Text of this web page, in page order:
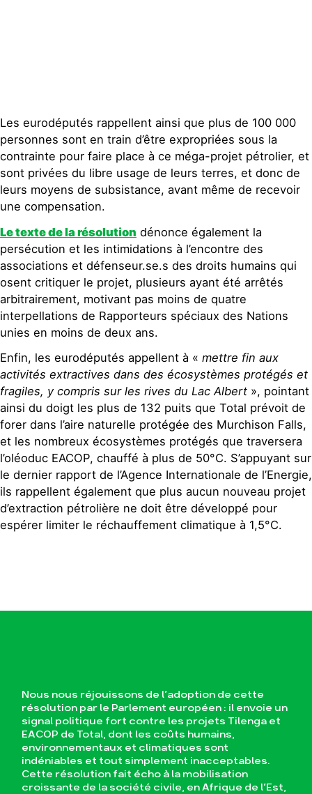
Les eurodéputés rappellent ainsi que plus de 100 000
personnes sont en train d’être expropriées sous la
contrainte pour faire place à ce méga-projet pétrolier, et
sont privées du libre usage de leurs terres, et donc de
leurs moyens de subsistance, avant même de recevoir
une compensation.
Le texte de la résolution dénonce également la
persécution et les intimidations à l’encontre des
associations et défenseur.se.s des droits humains qui
osent critiquer le projet, plusieurs ayant été arrêtés
arbitrairement, motivant pas moins de quatre
interpellations de Rapporteurs spéciaux des Nations
unies en moins de deux ans.
Enfin, les eurodéputés appellent à « mettre fin aux
activités extractives dans des écosystèmes protégés et
fragiles, y compris sur les rives du Lac Albert », pointant
ainsi du doigt les plus de 132 puits que Total prévoit de
forer dans l’aire naturelle protégée des Murchison Falls,
et les nombreux écosystèmes protégés que traversera
l’oléoduc EACOP, chauffé à plus de 50°C. S’appuyant sur
le dernier rapport de l’Agence Internationale de l’Energie,
ils rappellent également que plus aucun nouveau projet
d’extraction pétrolière ne doit être développé pour
espérer limiter le réchauffement climatique à 1,5°C.
Nous nous réjouissons de l’adoption de cette
résolution par le Parlement européen : il envoie un
signal politique fort contre les projets Tilenga et
EACOP de Total, dont les coûts humains,
environnementaux et climatiques sont
indéniables et tout simplement inacceptables.
Cette résolution fait écho à la mobilisation
croissante de la société civile, en Afrique de l’Est,